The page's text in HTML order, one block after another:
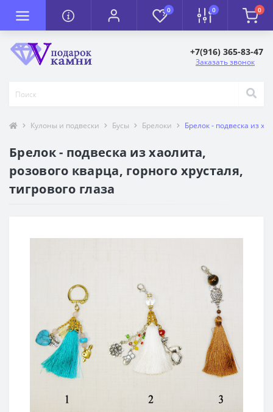
0 0 0
+7(916) 365-83-47
Заказать звонок
Кулоны и подвески Бусы Брелоки Брелок - подвеска из
Брелок - подвеска из хаолита,
розового кварца, горного хрусталя,
тигрового глаза